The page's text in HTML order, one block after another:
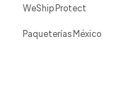
WeShip Protect
Paqueterías México